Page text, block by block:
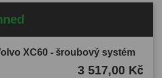
XC60 - šroubový systém
3 517,00 Kč